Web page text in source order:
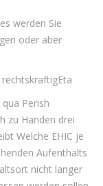
werden Sie
oder aber
Perish
zu Handen drei
Welche EHIC je
Aufenthalts
nicht langer